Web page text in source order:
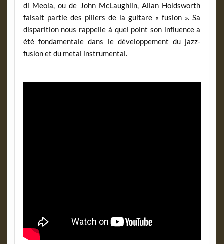
di Meola, ou de John McLaughlin, Allan Holdsworth
faisait partie des piliers de la guitare « fusion ». Sa
disparition nous rappelle à quel point son influence a
été fondamentale dans le développement du jazz-
fusion et du metal instrumental.